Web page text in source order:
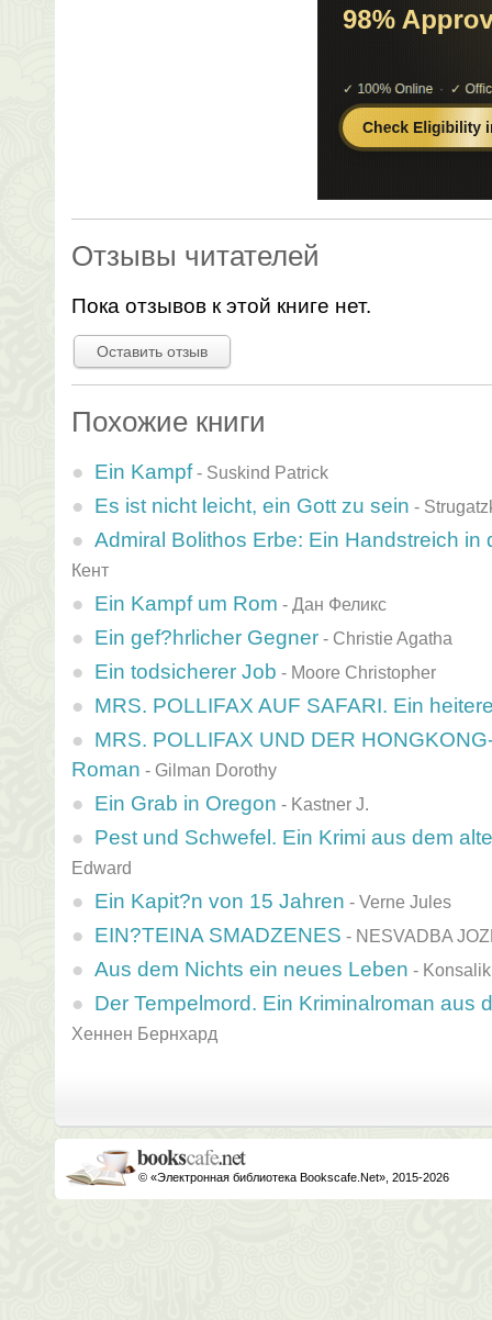
Отзывы читателей
Пока отзывов к этой книге нет.
Оставить отзыв
Похожие книги
Ein Kampf- Suskind Patrick
Es ist nicht leicht, ein Gott zu sein -
Admiral Bolithos Erbe: Ein Handstreich in
Кент
Ein Kampf um Rom - Дан Феликс
Ein gef?hrlicher Gegner - Christie Agatha
Ein todsicherer Job - Moore Christopher
MRS. POLLIFAX AUF SAFARI. Ein
MRS. POLLIFAX UND DER
Roman - Gilman Dorothy
Ein Grab in Oregon - Kastner J.
Pest und Schwefel. Ein Krimi aus dem
Edward
Ein Kapit?n von 15 Jahren - Verne Jules
EIN?TEINA SMADZENES - NESVADBA
Aus dem Nichts ein neues Leben -
Der Tempelmord. Ein Kriminalroman aus
Хеннен Бернхард
© «Электронная библиотека Bookscafe.Net», 2015-2026